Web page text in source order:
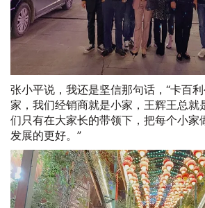
张小平说，我还是坚信那句话，“卡百
家，我们经销商就是小家，王辉王总就
们只有在大家长的带领下，把每个小家
发展的更好。”